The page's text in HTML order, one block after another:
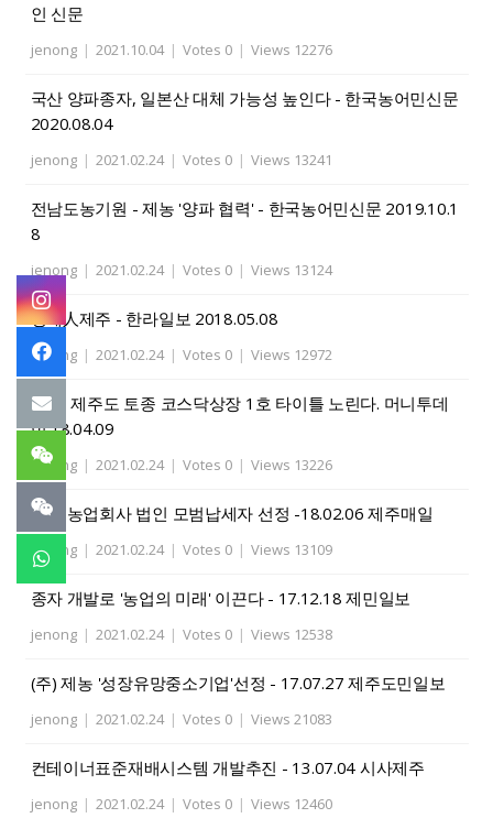
인 신문
jenong | 2021.10.04 | Votes 0 | Views 12276
국산 양파종자, 일본산 대체 가능성 높인다 - 한국농어민신문
2020.08.04
jenong | 2021.02.24 | Votes 0 | Views 13241
전남도농기원 - 제농 '양파 협력' - 한국농어민신문 2019.10.1
8
jenong | 2021.02.24 | Votes 0 | Views 13124
경제人제주 - 한라일보 2018.05.08
jenong | 2021.02.24 | Votes 0 | Views 12972
제농, 제주도 토종 코스닥상장 1호 타이틀 노린다. 머니투데
이 18.04.09
jenong | 2021.02.24 | Votes 0 | Views 13226
제농 농업회사 법인 모범납세자 선정 -18.02.06 제주매일
jenong | 2021.02.24 | Votes 0 | Views 13109
종자 개발로 '농업의 미래' 이끈다 - 17.12.18 제민일보
jenong | 2021.02.24 | Votes 0 | Views 12538
(주) 제농 '성장유망중소기업'선정 - 17.07.27 제주도민일보
jenong | 2021.02.24 | Votes 0 | Views 21083
컨테이너표준재배시스템 개발추진 - 13.07.04 시사제주
jenong | 2021.02.24 | Votes 0 | Views 12460